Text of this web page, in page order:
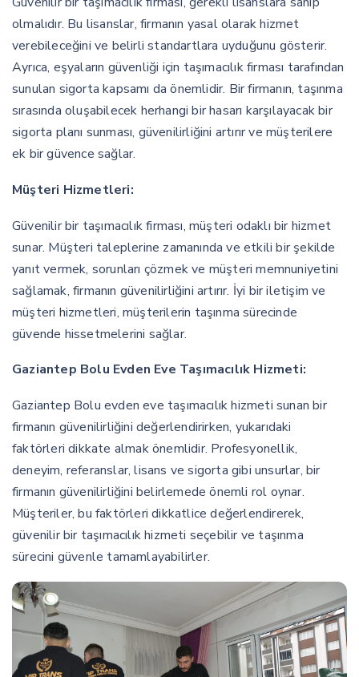
olmalıdır. Bu lisanslar, firmanın yasal olarak hizmet
verebileceğini ve belirli standartlara uyduğunu gösterir.
Ayrıca, eşyaların güvenliği için taşımacılık firması tarafından
sunulan sigorta kapsamı da önemlidir. Bir firmanın, taşınma
sırasında oluşabilecek herhangi bir hasarı karşılayacak bir
sigorta planı sunması, güvenilirliğini artırır ve müşterilere
ek bir güvence sağlar.
Müşteri Hizmetleri:
Güvenilir bir taşımacılık firması, müşteri odaklı bir hizmet
sunar. Müşteri taleplerine zamanında ve etkili bir şekilde
yanıt vermek, sorunları çözmek ve müşteri memnuniyetini
sağlamak, firmanın güvenilirliğini artırır. İyi bir iletişim ve
müşteri hizmetleri, müşterilerin taşınma sürecinde
güvende hissetmelerini sağlar.
Gaziantep Bolu Evden Eve Taşımacılık Hizmeti:
Gaziantep Bolu evden eve taşımacılık hizmeti sunan bir
firmanın güvenilirliğini değerlendirirken, yukarıdaki
faktörleri dikkate almak önemlidir. Profesyonellik,
deneyim, referanslar, lisans ve sigorta gibi unsurlar, bir
firmanın güvenilirliğini belirlemede önemli rol oynar.
Müşteriler, bu faktörleri dikkatlice değerlendirerek,
güvenilir bir taşımacılık hizmeti seçebilir ve taşınma
sürecini güvenle tamamlayabilirler.